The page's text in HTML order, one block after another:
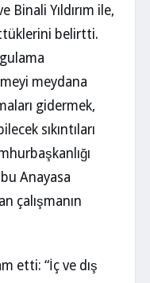
Yıldırım ile,
belirtti.
meydana
gidermek,
sıkıntıları
Anayasa
çalışmanın
etti: “İç ve dış